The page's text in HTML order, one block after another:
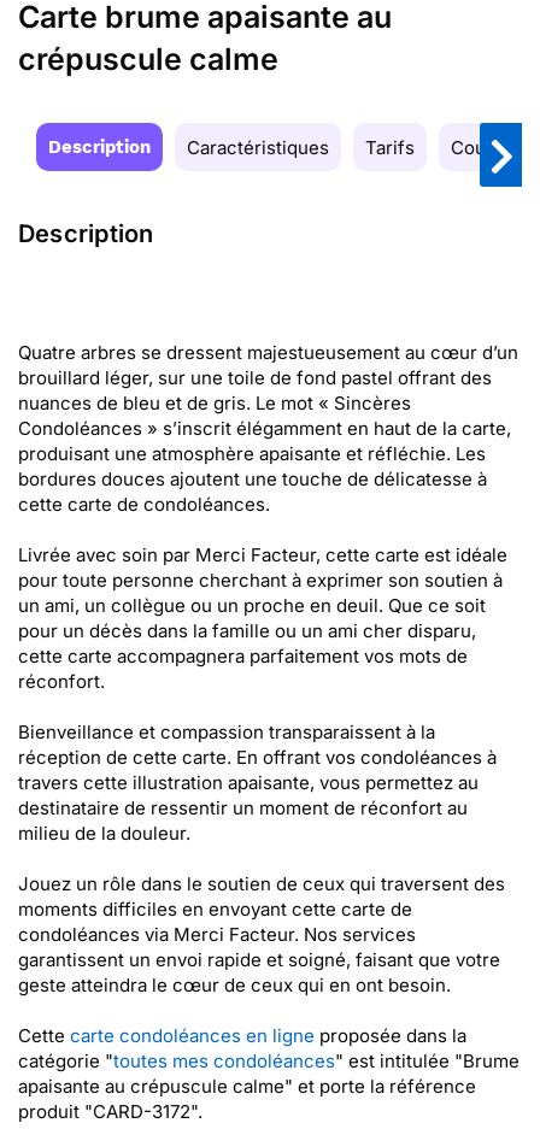
Carte brume apaisante au
crépuscule calme
Description Caractéristiques Tarifs Couleurs
Description
Quatre arbres se dressent majestueusement au cœur d’un
brouillard léger, sur une toile de fond pastel offrant des
nuances de bleu et de gris. Le mot « Sincères
Condoléances » s’inscrit élégamment en haut de la carte,
produisant une atmosphère apaisante et réfléchie. Les
bordures douces ajoutent une touche de délicatesse à
cette carte de condoléances.
Livrée avec soin par Merci Facteur, cette carte est idéale
pour toute personne cherchant à exprimer son soutien à
un ami, un collègue ou un proche en deuil. Que ce soit
pour un décès dans la famille ou un ami cher disparu,
cette carte accompagnera parfaitement vos mots de
réconfort.
Bienveillance et compassion transparaissent à la
réception de cette carte. En offrant vos condoléances à
travers cette illustration apaisante, vous permettez au
destinataire de ressentir un moment de réconfort au
milieu de la douleur.
Jouez un rôle dans le soutien de ceux qui traversent des
moments difficiles en envoyant cette carte de
condoléances via Merci Facteur. Nos services
garantissent un envoi rapide et soigné, faisant que votre
geste atteindra le cœur de ceux qui en ont besoin.
Cette carte condoléances en ligne proposée dans la
catégorie "toutes mes condoléances" est intitulée "Brume
apaisante au crépuscule calme" et porte la référence
produit "CARD-3172".